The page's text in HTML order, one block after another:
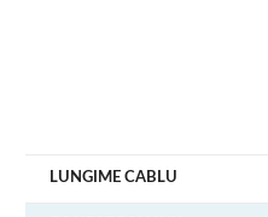
LUNGIME CABLU